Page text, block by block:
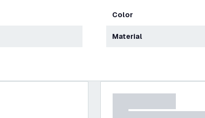
Color
Material